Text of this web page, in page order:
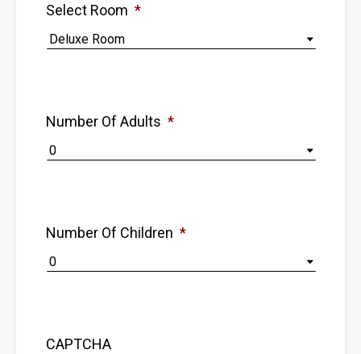
Select Room *
Number Of Adults *
Number Of Children *
CAPTCHA